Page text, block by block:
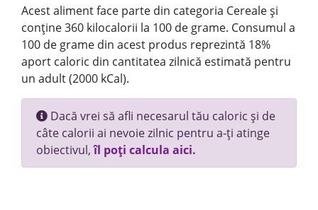
Acest aliment face parte din categoria Cereale și
conține 360 kilocalorii la 100 de grame. Consumul a
100 de grame din acest produs reprezintă 18%
aport caloric din cantitatea zilnică estimată pentru
un adult (2000 kCal).
Dacă vrei să afli necesarul tău caloric și de
câte calorii ai nevoie zilnic pentru a-ți atinge
obiectivul,îl poți calcula aici.